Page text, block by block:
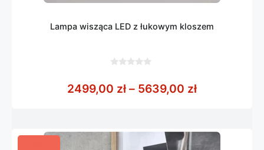
Lampa wisząca LED z łukowym kloszem
5
2499,00 zł – 5639,00 złZakres cen: